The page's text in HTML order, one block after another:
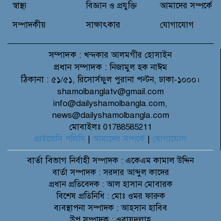
স্বাস্থ্য
সম্পাদকীয়
বিজ্ঞান ও প্রযুক্তি
সাক্ষাৎকার
আমাদের সম্পর্কে
যোগাযোগ
সম্পাদক : খন্দকার আলমগীর হোসাইন
প্রধান সম্পাদক : নিজামুল হক নাঈম
ঠিকানা : ৫১/৫১, রিসোর্সফুল পুরানা পল্টন, ঢাকা-১০০০।
shamolbanglatv@gmail.com
info@dailyshamolbangla.com,
news@dailyshamolbangla.com
মোবাইলঃ 01788585211
প্রাইভেসি পলিসি | আমাদের সম্পর্কে | যোগাযোগ
বার্তা বিভাগনির্বাহী সম্পাদক : একেএম কামাল উদ্দিন
বার্তা সম্পাদক : সরদার আব্দুল কাদের
প্রধান প্রতিবেদক : আল হাসান মোবারক
বিশেষ প্রতিনিধি : মোঃ ওমর ফারুক
ব্যবস্থাপনা সম্পাদক : আহসান হাবিব